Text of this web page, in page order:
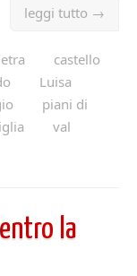
leggi tutto →
castello
Luisa
piani di
val
la